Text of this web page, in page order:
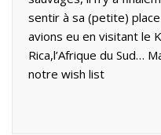
sentir à sa (petite)
avions eu en visitant le
Rica,l’Afrique du Sud…
notre wish list